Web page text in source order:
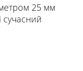
25 мм
сучасний